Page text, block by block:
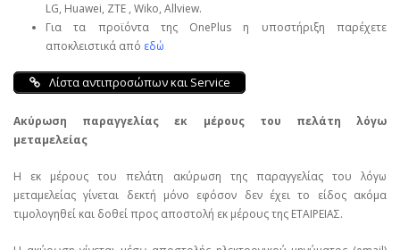
LG, Huawei, ΖΤΕ , Wiko, Allview.
Για τα προϊόντα της OnePlus η υποστήριξη παρέχετε
αποκλειστικά από εδώ
Λίστα αντιπροσώπων και Service
Ακύρωση παραγγελίας εκ μέρους του πελάτη λόγω
μεταμελείας
Η εκ μέρους του πελάτη ακύρωση της παραγγελίας του λόγω
μεταμελείας γίνεται δεκτή μόνο εφόσον δεν έχει το είδος ακόμα
τιμολογηθεί και δοθεί προς αποστολή εκ μέρους της ΕΤΑΙΡΕΙΑΣ.